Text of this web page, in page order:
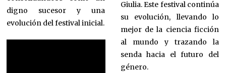
digno sucesor y una
evolución del festival inicial.
Giulia. Este festival continúa
su evolución, llevando lo
mejor de la ciencia ficción
al mundo y trazando la
senda hacia el futuro del
género.